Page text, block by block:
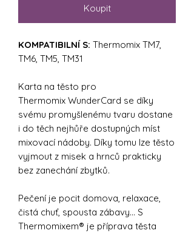
Koupit
KOMPATIBILNÍ S: Thermomix TM7,
TM6, TM5, TM31
Karta na těsto pro
Thermomix WunderCard se díky
svému promyšlenému tvaru dostane
i do těch nejhůře dostupných míst
mixovací nádoby. Díky tomu lze těsto
vyjmout z misek a hrnců prakticky
bez zanechání zbytků.
Pečení je pocit domova, relaxace,
čistá chuť, spousta zábavy... S
Thermomixem® je příprava těsta